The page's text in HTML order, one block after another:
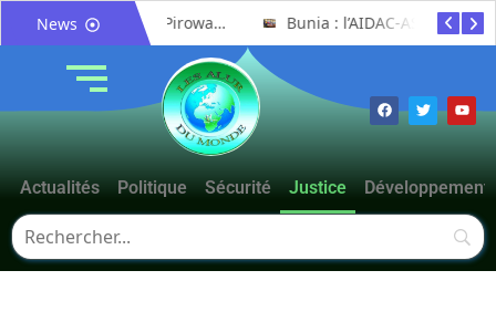
News Bunia : l’AIDAC-ASBL organise une prière d’action de grâce en l’honneur des finalistes musulmans admis à l’Examen d’État édition 2026
Actualités Politique Sécurité Justice Développement